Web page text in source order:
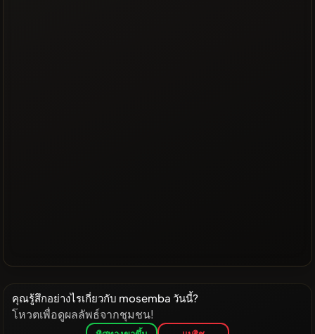
คุณรู้สึกอย่างไรเกี่ยวกับ mosemba วันนี้?
โหวตเพื่อดูผลลัพธ์จากชุมชน!